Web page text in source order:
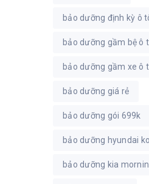
bảo dưỡng định kỳ ô
bảo dưỡng gầm bệ ô
bảo dưỡng gầm xe ô
bảo dưỡng giá rẻ
bảo dưỡng gói 699k
bảo dưỡng hyundai
bảo dưỡng kia